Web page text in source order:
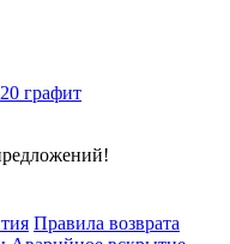
графит
Правила возврата